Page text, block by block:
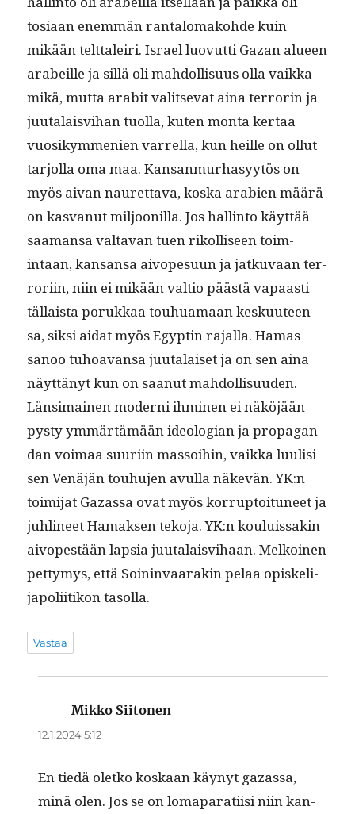
tosi­aan enem­män rantalo­mako­hde kuin
mikään telt­taleiri. Israel luovut­ti Gazan alueen
arabeille ja sil­lä oli mah­dol­lisu­us olla vaik­ka
mikä, mut­ta ara­bit val­it­se­vat aina ter­ror­in ja
juu­ta­laisvi­han tuol­la, kuten mon­ta ker­taa
vuosikym­me­nien var­rel­la, kun heille on ollut
tar­jol­la oma maa. Kansan­murhasyytös on
myös aivan nau­ret­ta­va, kos­ka ara­bi­en määrä
on kas­vanut miljoonil­la. Jos hallinto käyt­tää
saa­mansa val­ta­van tuen rikol­liseen toim­
intaan, kansansa aivope­su­un ja jatku­vaan ter­
rori­in, niin ei mikään val­tio päästä vapaasti
täl­laista porukkaa touhua­maan kesku­u­teen­
sa, sik­si aidat myös Egyptin rajal­la. Hamas
sanoo tuhoa­vansa juu­ta­laiset ja on sen aina
näyt­tänyt kun on saanut mah­dol­lisu­u­den.
Län­si­mainen mod­erni ihmi­nen ei näköjään
pysty ymmärtämään ide­olo­gian ja pro­pa­gan­
dan voimaa suuri­in mas­soi­hin, vaik­ka luulisi
sen Venäjän touhu­jen avul­la näkevän. YK:n
toim­i­jat Gazas­sa ovat myös kor­rup­toituneet ja
juh­li­neet Hamak­sen teko­ja. YK:n kouluis­sakin
aivopestään lap­sia juu­ta­laisvi­haan. Melkoinen
pet­tymys, että Soin­in­vaarakin pelaa opiske­li­
japoli­itikon tasolla.
Vastaa
Mikko Siitonen
12.1.2024 5:12
En tiedä oletko koskaan käynyt gazas­sa,
minä olen. Jos se on loma­parati­isi niin kan­